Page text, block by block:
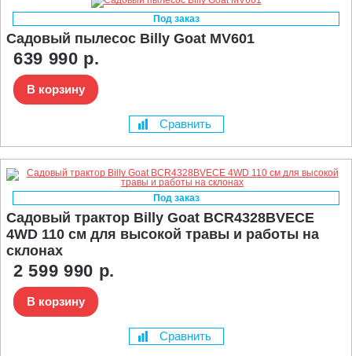
Под заказ
Садовый пылесос Billy Goat MV601
639 990 р.
В корзину
Сравнить
Под заказ
Садовый трактор Billy Goat BCR4328BVECE
4WD 110 см для высокой травы и работы на
склонах
2 599 990 р.
В корзину
Сравнить